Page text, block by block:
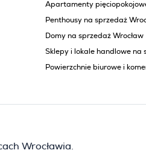
Apartamenty
Penthousy na sprzedaż
Domy na sprzedaż Wrocław
Sklepy i lokale handlowe na
Powierzchnie biurowe i
Wrocławia.